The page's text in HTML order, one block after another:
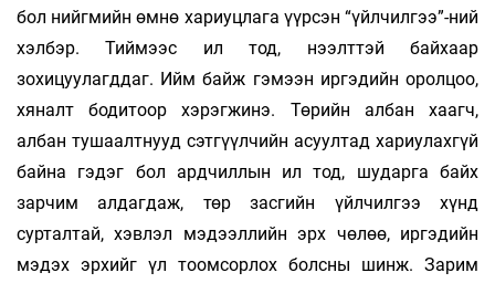
бол нийгмийн өмнө хариуцлага үүрсэн “үйлчилгээ”-ний
хэлбэр. Тиймээс ил тод, нээлттэй байхаар
зохицуулагддаг. Ийм байж гэмээн иргэдийн оролцоо,
хяналт бодитоор хэрэгжинэ. Төрийн албан хаагч,
албан тушаалтнууд сэтгүүл­чийн асуултад хариулахгүй
байна гэдэг бол ардчиллын ил тод, шударга байх
зарчим алдагдаж, төр засгийн үйлчилгээ хүнд
сурталтай, хэвлэл мэдээллийн эрх чөлөө, иргэдийн
мэдэх эрхийг үл тоомсорлох болсны шинж. Зарим